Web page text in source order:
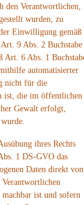
den Verantwortlichen,
wurden, zu
Einwilligung gemäß
9 Abs. 2 Buchstabe
Art. 6 Abs. 1
automatisierter
nicht für die
ist, die im öffentlichen
Gewalt erfolgt,
ihres Rechts
1 DS-GVO das
Daten direkt von
Verantwortlichen
ist und sofern